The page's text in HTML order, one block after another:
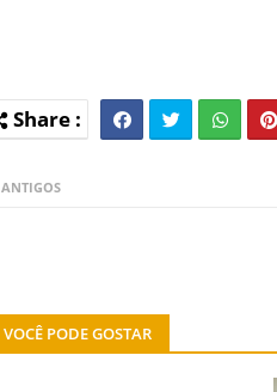
ANTIGOS
VOCÊ PODE GOSTAR